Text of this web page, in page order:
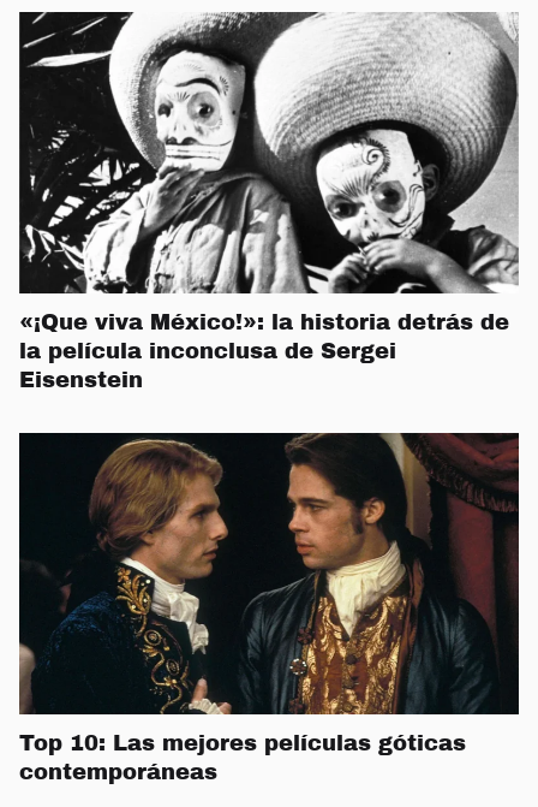
«¡Que viva México!»: la historia detrás de
la película inconclusa de Sergei
Eisenstein
Top 10: Las mejores películas góticas
contemporáneas